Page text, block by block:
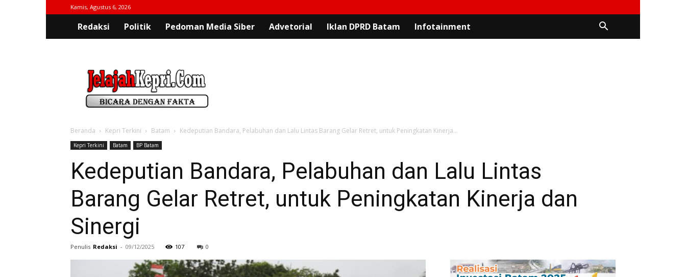
Kamis, Agustus 6, 2026
Redaksi Politik Pedoman Media Siber Advetorial Iklan DPRD Batam Infotainment
Beranda Kepri Terkini Batam Kedeputian Bandara, Pelabuhan dan Lalu Lintas Barang Gelar Retret, untuk Peningkatan Kinerja...
Kepri Terkini Batam BP Batam
Kedeputian Bandara, Pelabuhan dan Lalu Lintas
Barang Gelar Retret, untuk Peningkatan Kinerja dan
Sinergi
Penulis Redaksi - 09/12/2025 107 0